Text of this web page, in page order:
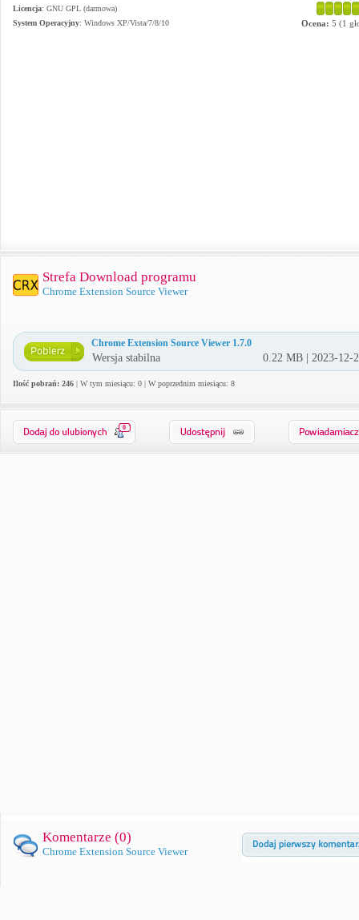
Licencja: GNU GPL (darmowa)
System Operacyjny: Windows XP/Vista/7/8/10 Ocena: 5 (1
Strefa Download programu
Chrome Extension Source Viewer
Chrome Extension Source Viewer 1.7.0
Wersja stabilna 0.22 MB | 2023-12-
Ilość pobrań: 246 | W tym miesiącu: 0 | W poprzednim miesiącu: 8
0
Komentarze (0)
Chrome Extension Source Viewer